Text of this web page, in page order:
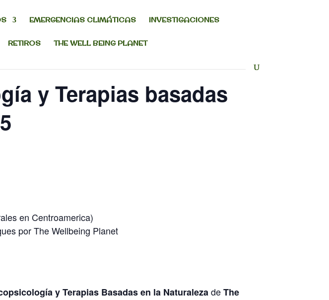
EMERGENCIAS CLIMÁTICAS INVESTIGACIONES
RETIROS THE WELL BEING PLANET
y Terapias basadas
en Centroamerica)
por The Wellbeing Planet
y Terapias Basadas en la NaturalezadeThe